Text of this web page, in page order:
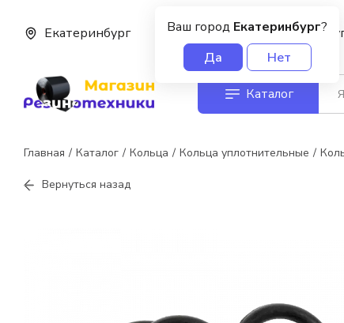
Ваш город Екатеринбург?
Да
Нет
Екатеринбург О нас
Каталог
Главная Каталог Кольца Кольца уплотнительные
Вернуться назад